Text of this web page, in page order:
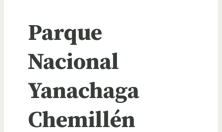
Parque
Nacional
Yanachaga
Chemillén